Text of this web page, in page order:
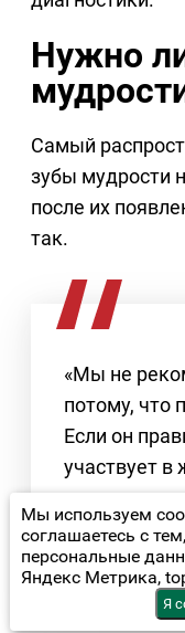
Нужно
Самый
зубы мудрости
после их
так.
«Мы не
потому, что
Если он
участвует
зубы, его
отмечает
Мы используем
соглашаетесь с
персональные
Яндекс Метрика,
Я